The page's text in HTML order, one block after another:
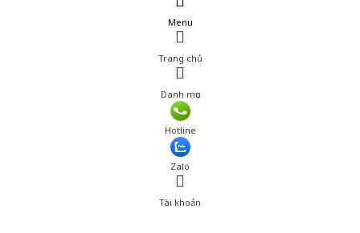
Menu
Trang chủ
Danh mục
Hotline
Zalo
Tài khoản